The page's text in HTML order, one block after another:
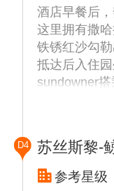
酒店早餐后
这里拥有撒
铁锈红沙勾
抵达后入住
sundowner
夕阳为赤色
酒或饮料，
需长途跋涉
驾驶四驱车
D4 苏丝斯黎-
参考星级